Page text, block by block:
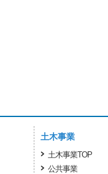
土木事業
土木事業TOP
公共事業